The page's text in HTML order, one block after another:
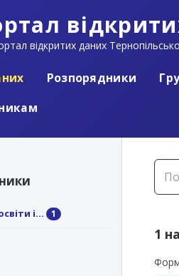
відкритих даних
Розпорядники
і... 1
1